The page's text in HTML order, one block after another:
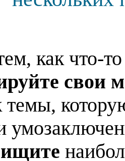
как что-
свои
темы,